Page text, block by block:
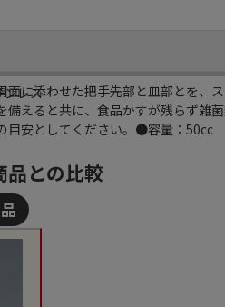
に添わせた把手先部と皿部とを、
備えると共に、食品かすが残らず雑
目安としてください。●容量：50cc
ンレス
品との比較